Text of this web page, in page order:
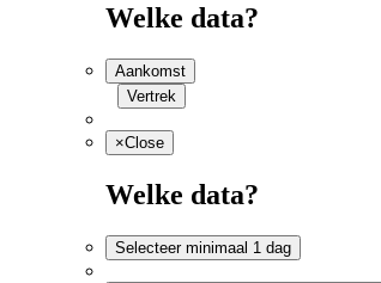
Welke data?
Aankomst
Vertrek
×Close
Welke data?
Selecteer minimaal 1 dag